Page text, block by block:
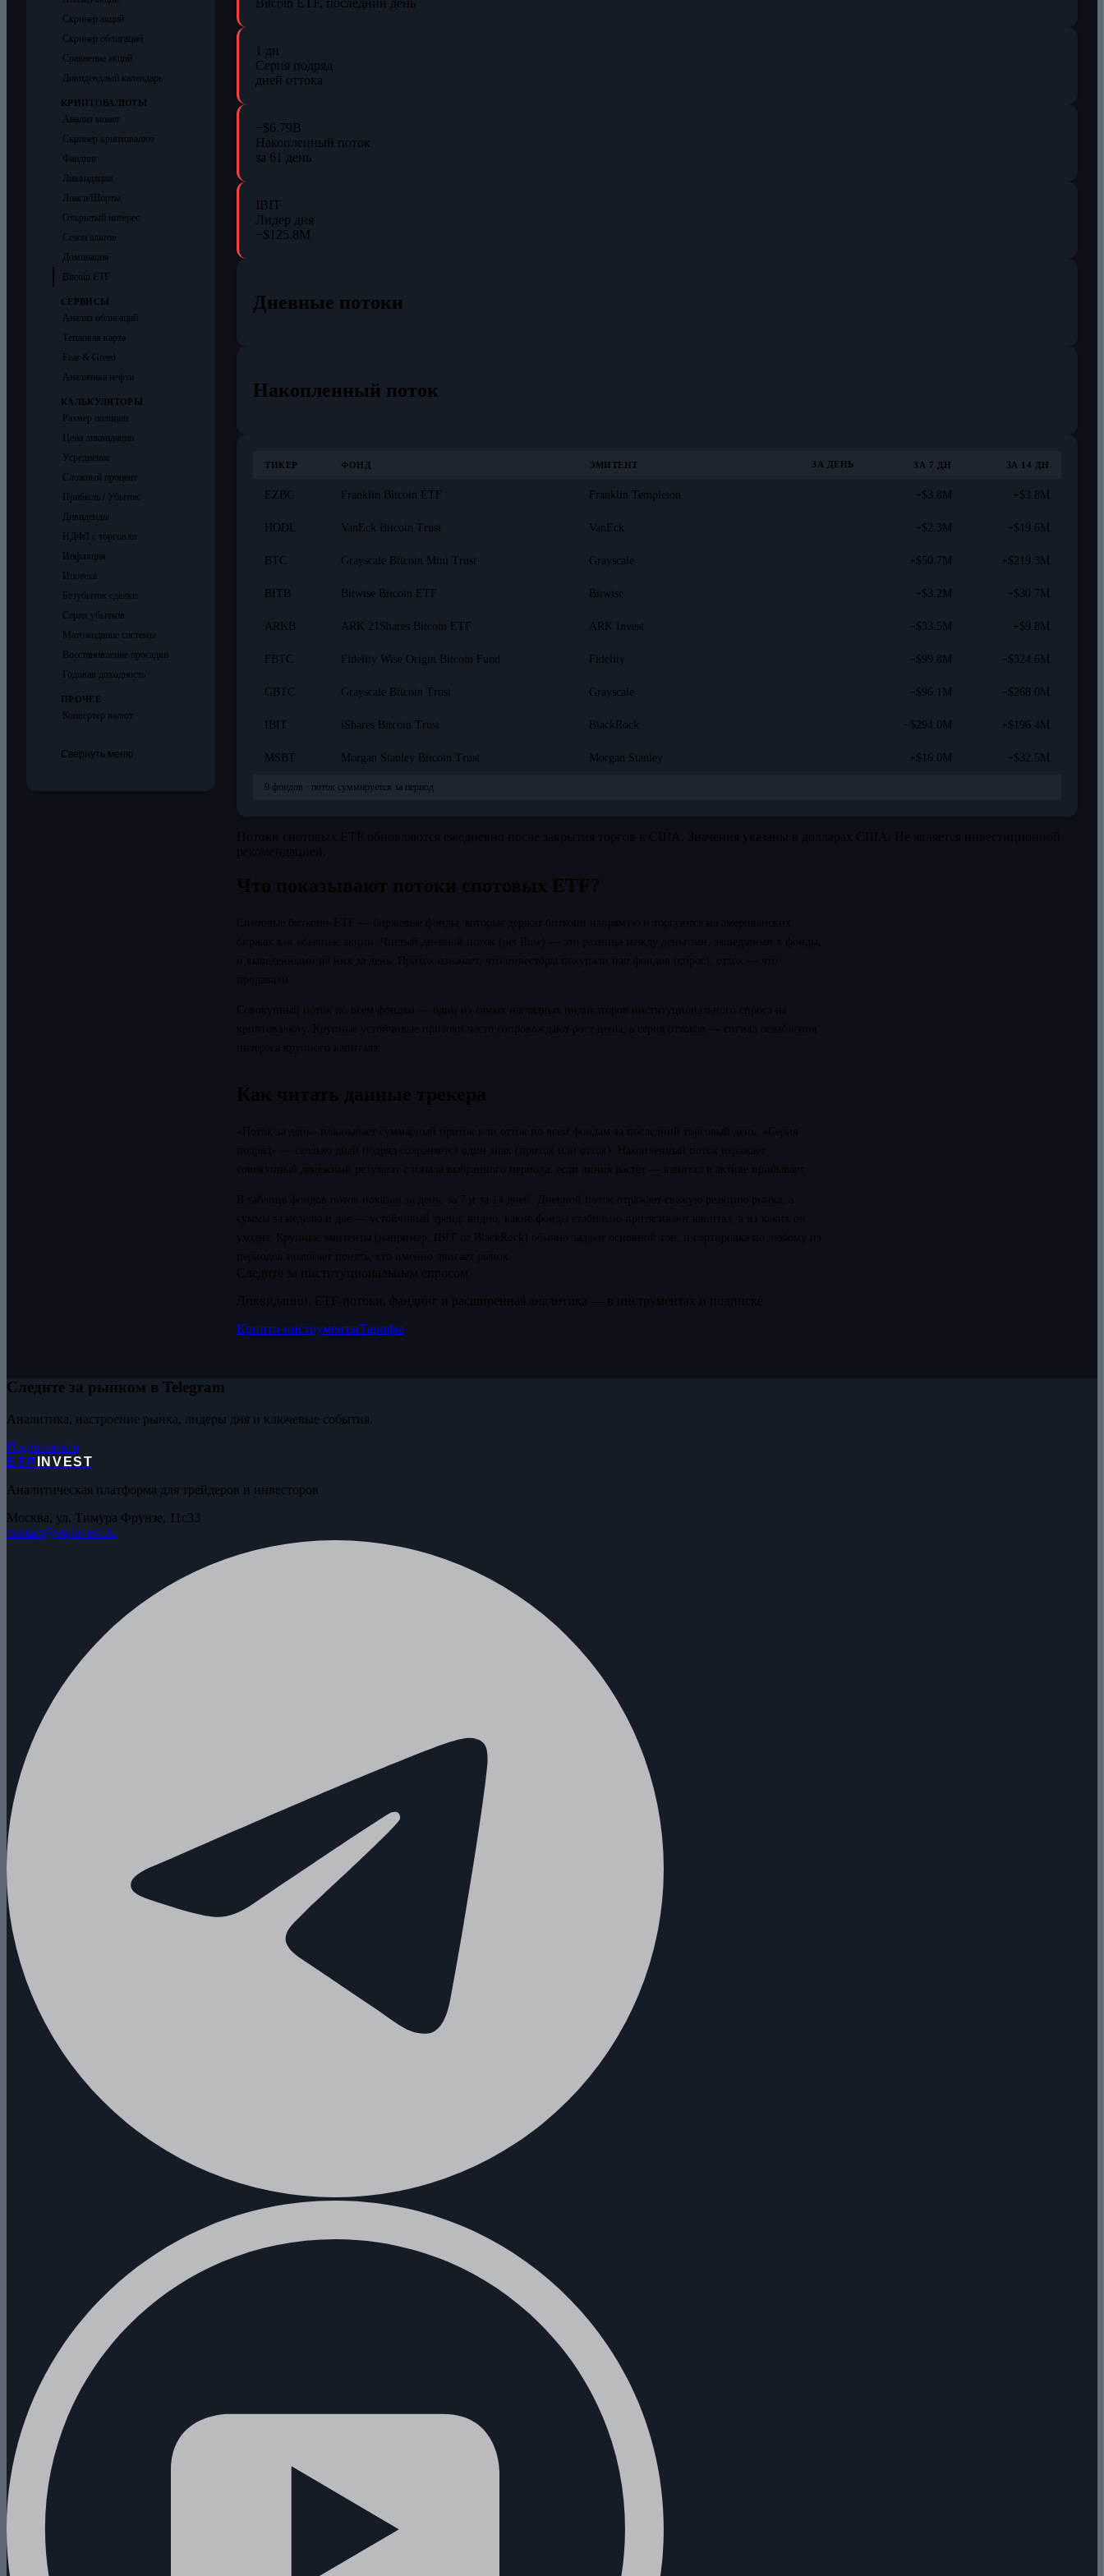
Скринер акций
Скринер облигаций
Сравнение акций
Дивидендный календарь
КРИПТОВАЛЮТЫ
Анализ монет
Скринер криптовалют
Фандинг
Ликвидации
Лонги/Шорты
Открытый интерес
Сезон альтов
Доминация
Bitcoin ETF
СЕРВИСЫ
Анализ облигаций
Тепловая карта
Fear & Greed
Аналитика нефти
КАЛЬКУЛЯТОРЫ
Размер позиции
Цена ликвидации
Усреднение
Сложный процент
Прибыль / Убыток
Дивиденды
НДФЛ с торговли
Инфляция
Ипотека
Безубыток сделки
Серия убытков
Матожидание системы
Восстановление просадки
Годовая доходность
ПРОЧЕЕ
Конвертер валют
Свернуть меню
1 дн
Серия подряд
дней оттока
−$6.79B
Накопленный поток
за 61 день
IBIT
Лидер дня
−$125.8M
Дневные потоки
Накопленный поток
ТИКЕР ФОНД ЭМИТЕНТ ЗА ДЕНЬ ЗА 7 ДН ЗА 14 ДН
EZBC Franklin Bitcoin ETF Franklin Templeton +$3.8M +$3.8M
HODL VanEck Bitcoin Trust VanEck +$2.3M +$19.6M
BTC Grayscale Bitcoin Mini Trust Grayscale +$50.7M +$219.3M
BITB Bitwise Bitcoin ETF Bitwise +$3.2M +$30.7M
ARKB ARK 21Shares Bitcoin ETF ARK Invest −$33.5M +$9.8M
FBTC Fidelity Wise Origin Bitcoin Fund Fidelity −$99.8M −$324.6M
GBTC Grayscale Bitcoin Trust Grayscale −$96.1M −$268.0M
IBIT iShares Bitcoin Trust BlackRock −$294.0M +$196.4M
MSBT Morgan Stanley Bitcoin Trust Morgan Stanley +$16.0M +$32.5M
9 фондов · поток суммируется за период
Крипто-инструментыТарифы
Следите за рынком в Telegram
Аналитика, настроение рынка, лидеры дня и ключевые события.
Подписаться
ETP
INVEST
Аналитическая платформа для трейдеров и инвесторов
Москва, ул. Тимура Фрунзе, 11с33
contact@etpinvest.ru